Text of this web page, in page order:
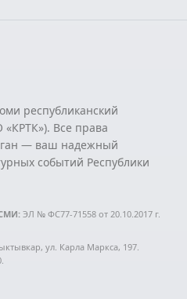
республиканский
Все права
— ваш надежный
событий Республики
ЭЛ № ФС77-71558 от 20.10.2017 г.
ул. Карла Маркса, 197.